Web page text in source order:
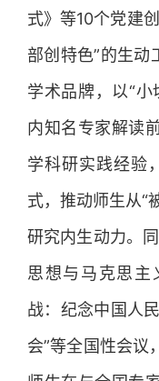
式》等10个党建
部创特色”的生动
学术品牌，以“
内知名专家解读
学科研实践经验
式，推动师生从“
研究内生动力。
思想与马克思主
战：纪念中国人
会”等全国性会议